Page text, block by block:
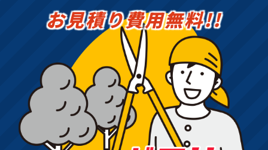
お見積り費用無料!!